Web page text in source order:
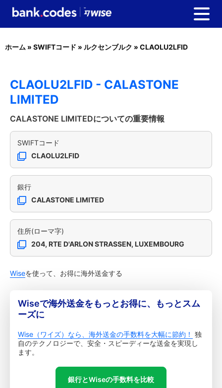
ホーム » SWIFTコード » ルクセンブルク » CLAOLU2LFID
CLAOLU2LFID - CALASTONE
LIMITED
CALASTONE LIMITEDについての重要情報
SWIFTコード
CLAOLU2LFID
銀行
CALASTONE LIMITED
住所(ローマ字)
204, RTE D'ARLON STRASSEN, LUXEMBOURG
Wiseを使って、お得に海外送金する
Wiseで海外送金をもっとお得に、もっとスム
ーズに
Wise（ワイズ）なら、海外送金の手数料を大幅に節約！ 独
自のテクノロジーで、安全・スピーディーな送金を実現し
ます。
銀行とWiseの手数料を比較